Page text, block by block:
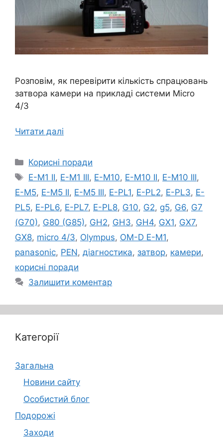
Розповім, як перевірити кількість спрацювань
затвора камери на прикладі системи Micro
4/3
Читати далі
Категорії
Корисні поради
Позначки
E-M1 II, E-M1 III, E-M10, E-M10 II, E-M10 III,
E-M5, E-M5 II, E-M5 III, E-PL1, E-PL2, E-PL3, E-
PL5, E-PL6, E-PL7, E-PL8, G10, G2, g5, G6, G7
(G70), G80 (G85), GH2, GH3, GH4, GX1, GX7,
GX8, micro 4/3, Olympus, OM-D E-M1,
panasonic, PEN, діагностика, затвор, камери,
корисні поради
Залишити коментар
Категорії
Загальна
Новини сайту
Особистий блог
Подорожі
Заходи